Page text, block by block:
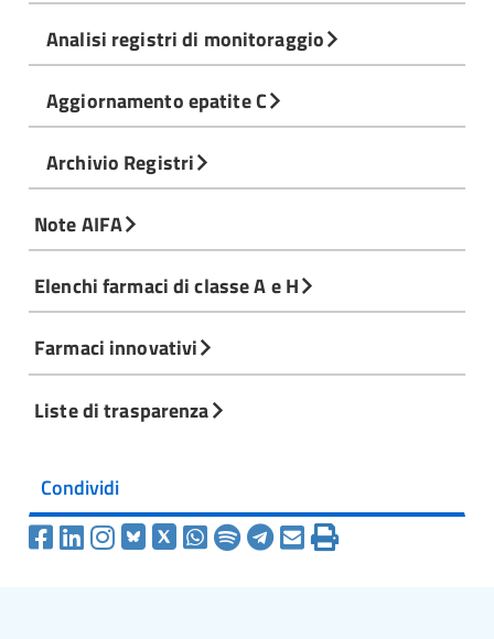
Analisi registri di monitoraggio
Aggiornamento epatite C
Archivio Registri
Note AIFA
Elenchi farmaci di classe A e H
Farmaci innovativi
Liste di trasparenza
Condividi